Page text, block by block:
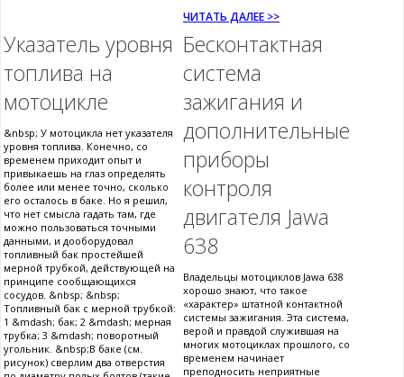
ЧИТАТЬ ДАЛЕЕ >>
Указатель уровня
топлива на
мотоцикле
&nbsp; У мотоцикла нет указателя
уровня топлива. Конечно, со
временем приходит опыт и
привыкаешь на глаз определять
более или менее точно, сколько
его осталось в баке. Но я решил,
что нет смысла гадать там, где
можно пользоваться точными
данными, и дооборудовал
топливный бак простейшей
мерной трубкой, действующей на
принципе сообщающихся
сосудов. &nbsp; &nbsp;
Топливный бак с мерной трубкой:
1 &mdash; бак; 2 &mdash; мерная
трубка; 3 &mdash; поворотный
угольник. &nbsp;В баке (см.
рисунок) сверлим два отверстия
Бесконтактная
система
зажигания и
дополнительные
приборы
контроля
двигателя Jawa
638
Владельцы мотоциклов Jawa 638
хорошо знают, что такое
«характер» штатной контактной
системы зажигания. Эта система,
верой и правдой служившая на
многих мотоциклах прошлого, со
временем начинает
преподносить неприятные